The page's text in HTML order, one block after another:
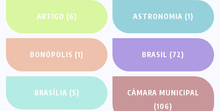
ARTIGO (6) ASTRONOMIA (1)
BONÓPOLIS (1) BRASIL (72)
BRASÍLIA (5)
CÂMARA MUNICIPAL
(106)